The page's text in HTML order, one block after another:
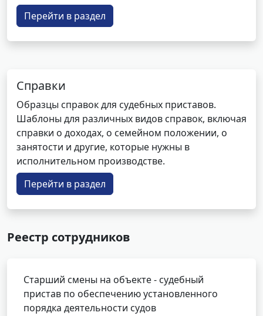
Перейти в раздел
Справки
Образцы справок для судебных приставов.
Шаблоны для различных видов справок, включая
справки о доходах, о семейном положении, о
занятости и другие, которые нужны в
исполнительном производстве.
Перейти в раздел
Реестр сотрудников
Старший смены на объекте - судебный
пристав по обеспечению установленного
порядка деятельности судов